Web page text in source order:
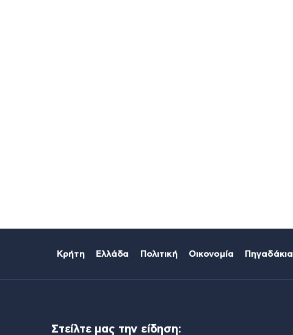
Κρήτη Ελλάδα Πολιτική Οικονομία Πηγαδάκια
Στείλτε μας την είδηση: